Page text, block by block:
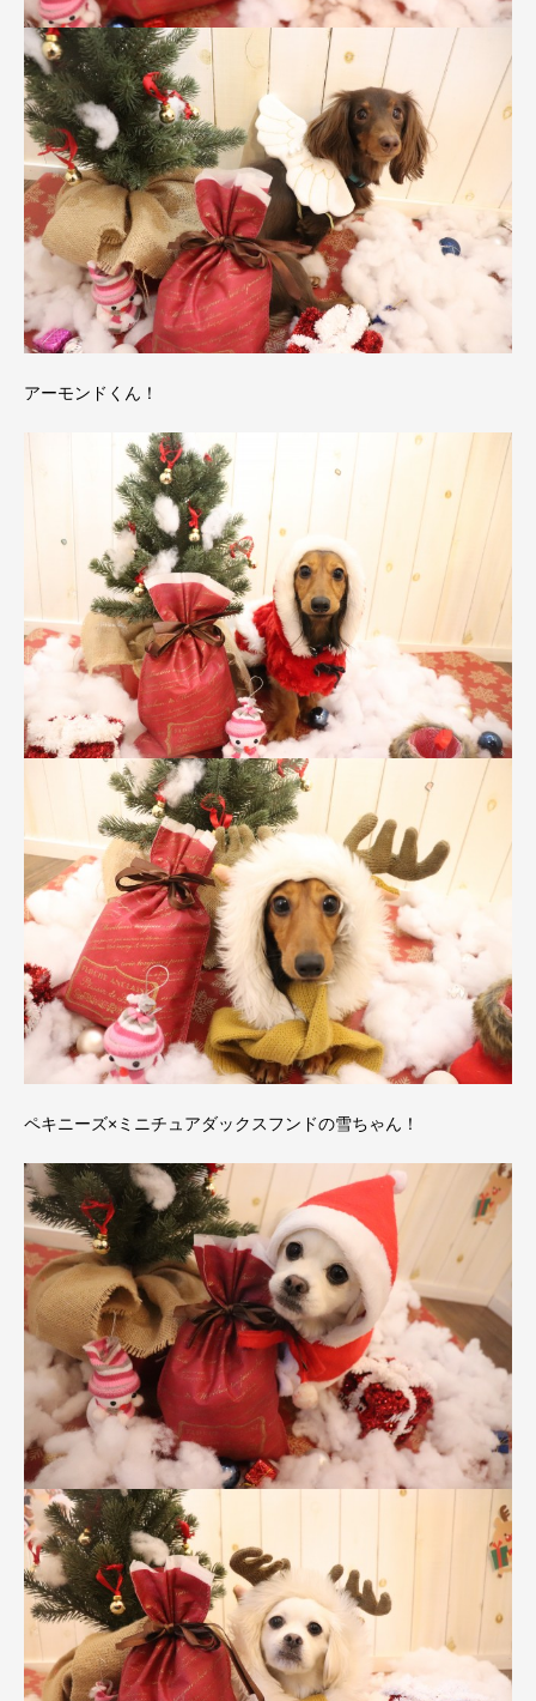
アーモンドくん！
ペキニーズ×ミニチュアダックスフンドの雪ちゃん！